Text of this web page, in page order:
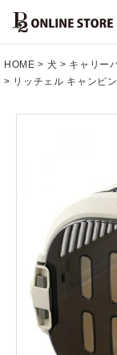
HOME 犬
キャリー
リッチェル キャンピ